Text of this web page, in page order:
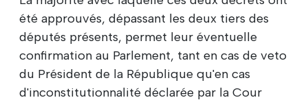
été approuvés, dépassant les deux tiers des
députés présents, permet leur éventuelle
confirmation au Parlement, tant en cas de veto
du Président de la République qu'en cas
d'inconstitutionnalité déclarée par la Cour